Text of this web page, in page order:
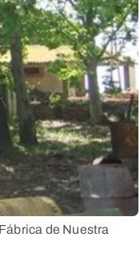
de Nuestra